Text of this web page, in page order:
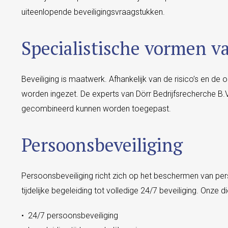
uiteenlopende beveiligingsvraagstukken.
Specialistische vormen
Beveiliging is maatwerk. Afhankelijk van de risico’s en
worden ingezet. De experts van Dörr Bedrijfsrecherche
gecombineerd kunnen worden toegepast.
Persoonsbeveiliging
Persoonsbeveiliging richt zich op het beschermen van
tijdelijke begeleiding tot volledige 24/7 beveiliging. Onze
• 24/7 persoonsbeveiliging